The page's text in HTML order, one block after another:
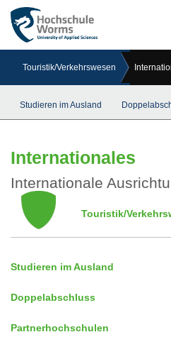
Touristik/Verkehrswesen
Studieren im Ausland
Internationales
Internationale
Touristik/
Studieren im Ausland
Doppelabschluss
Partnerhochschulen